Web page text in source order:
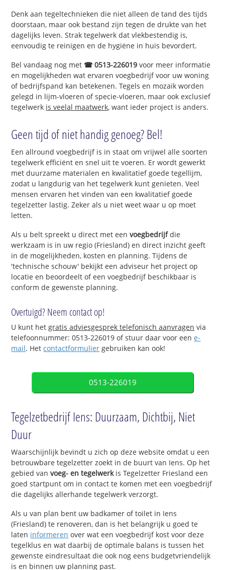
Denk aan tegeltechnieken die niet alleen de tand des tijds
doorstaan, maar ook bestand zijn tegen de drukte van het
dagelijks leven. Strak tegelwerk dat vlekbestendig is,
eenvoudig te reinigen en de hygiëne in huis bevordert.
Bel vandaag nog met ☎ 0513-226019 voor meer informatie
en mogelijkheden wat ervaren voegbedrijf voor uw woning
of bedrijfspand kan betekenen. Tegels en mozaïk worden
gelegd in lijm-vloeren of specie-vloeren, maar ook exclusief
tegelwerk is veelal maatwerk, want ieder project is anders.
Geen tijd of niet handig genoeg? Bel!
Een allround voegbedrijf is in staat om vrijwel alle soorten
tegelwerk efficiënt en snel uit te voeren. Er wordt gewerkt
met duurzame materialen en kwalitatief goede tegellijm,
zodat u langdurig van het tegelwerk kunt genieten. Veel
mensen ervaren het vinden van een kwalitatief goede
tegelzetter lastig. Zeker als u niet weet waar u op moet
letten.
Als u belt spreekt u direct met eenvoegbedrijfdie
werkzaam is in uw regio (Friesland) en direct inzicht geeft
in de mogelijkheden, kosten en planning. Tijdens de
'technische schouw' bekijkt een adviseur het project op
locatie en beoordeelt of een voegbedrijf beschikbaar is
conform de gewenste planning.
Overtuigd? Neem contact op!
U kunt hetgratis adviesgesprek telefonisch aanvragen via
telefoonnummer: 0513-226019 of stuur daar voor eene-
mail. Hetcontactformulier gebruiken kan ook!
0513-226019
Tegelzetbedrijf Iens: Duurzaam, Dichtbij, Niet
Duur
Waarschijnlijk bevindt u zich op deze website omdat u een
betrouwbare tegelzetter zoekt in de buurt van Iens. Op het
gebied van voeg- en tegelwerkis Tegelzetter Friesland een
goed startpunt om in contact te komen met een voegbedrijf
die dagelijks allerhande tegelwerk verzorgt.
Als u van plan bent uw badkamer of toilet in Iens
(Friesland) te renoveren, dan is het belangrijk u goed te
laten informeren over wat een voegbedrijf kost voor deze
tegelklus en wat daarbij de optimale balans is tussen het
gewenste eindresultaat die ook nog eens budgetvriendelijk
is en binnen uw planning past.